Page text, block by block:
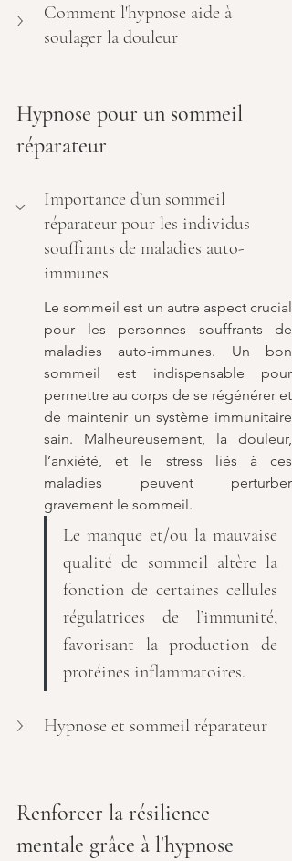
Comment l'hypnose aide à
soulager la douleur
Hypnose pour un sommeil
réparateur
Importance d’un sommeil
réparateur pour les individus
souffrants de maladies auto-
immunes
Le sommeil est un autre aspect crucial
pour les personnes souffrants de
maladies auto-immunes. Un bon
sommeil est indispensable pour
permettre au corps de se régénérer et
de maintenir un système immunitaire
sain. Malheureusement, la douleur,
l’anxiété, et le stress liés à ces
maladies peuvent perturber
gravement le sommeil.
Le manque et/ou la mauvaise
qualité de sommeil altère la
fonction de certaines cellules
régulatrices de l’immunité,
favorisant la production de
protéines inflammatoires.
Hypnose et sommeil réparateur
Renforcer la résilience
mentale grâce à l'hypnose